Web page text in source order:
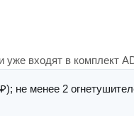
входят в комплект
не менее 2